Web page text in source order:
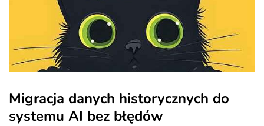
Migracja danych historycznych do
systemu AI bez błędów